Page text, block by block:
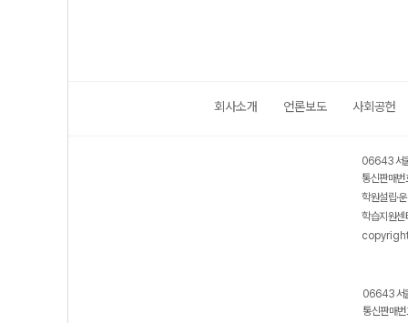
회사소개 언론보도 사회공헌
06643 서
통신판매
학원설립·
학습지원
06643 서
통신판매